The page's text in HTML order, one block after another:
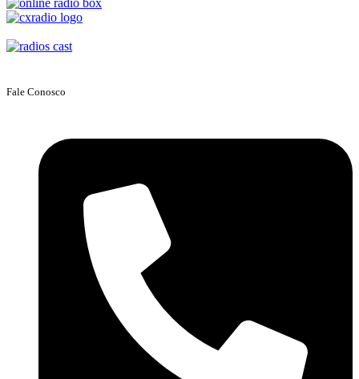
Fale Conosco